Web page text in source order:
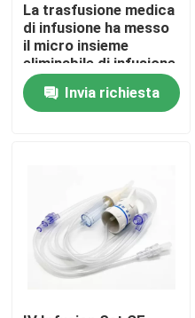
Prodotti
Video
Visita alla fabbrica
Controllo della qualità
La trasfusione medica
di infusione ha messo
il micro insieme
eliminabile di infusione
della buretta del
dispositivo di
venipunzione del
Invia richiesta